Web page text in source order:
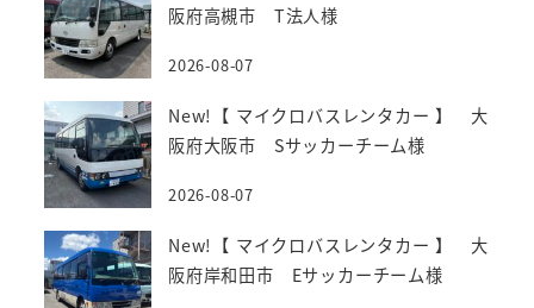
阪府高槻市 T法人様
2026-08-07
New!【 マイクロバスレンタカー 】 大
阪府大阪市 Sサッカーチーム様
2026-08-07
New!【 マイクロバスレンタカー 】 大
阪府岸和田市 Eサッカーチーム様